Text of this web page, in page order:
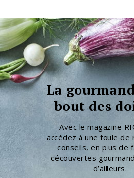
La
bout des
Avec le magazine
accédez à une foule
conseils, en plus de
découvertes
d’ailleurs.